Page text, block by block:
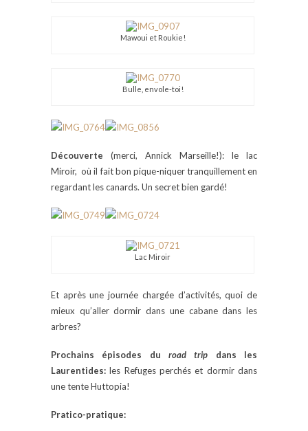
Mawoui et Roukie!
Bulle, envole-toi!
Découverte (merci, Annick Marseille!): le lac
Miroir, où il fait bon pique-niquer tranquillement en
regardant les canards. Un secret bien gardé!
Lac Miroir
Et après une journée chargée d’activités, quoi de
mieux qu’aller dormir dans une cabane dans les
arbres?
Prochains épisodes du road trip dans les
Laurentides: les Refuges perchés et dormir dans
une tente Huttopia!
Pratico-pratique: